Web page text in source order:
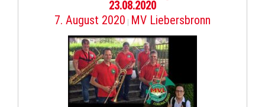
23.08.2020
7. August 2020 | MV Liebersbronn